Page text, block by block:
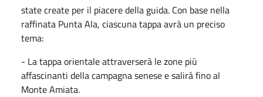
state create per il piacere della guida. Con base nella
raffinata Punta Ala, ciascuna tappa avrà un preciso
tema:
- La tappa orientale attraverserà le zone più
affascinanti della campagna senese e salirà fino al
Monte Amiata.